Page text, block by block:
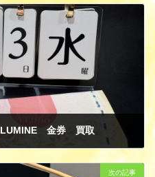
金券 買取
次の記事